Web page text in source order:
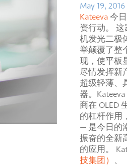
May 19,
Kateeva今
资行动。
机发光二极
举颠覆了整
现，使平板
尽情发挥新
超级轻薄、
器。
商在 OLED
的杠杆作用
— 是今日的
振奋的全新
的应用。
技集团） 、